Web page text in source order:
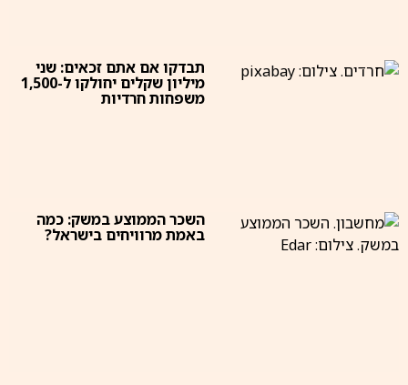
תבדקו אם אתם זכאים: שני
מיליון שקלים יחולקו ל-1,500
משפחות חרדיות
השכר הממוצע במשק: כמה
באמת מרוויחים בישראל?